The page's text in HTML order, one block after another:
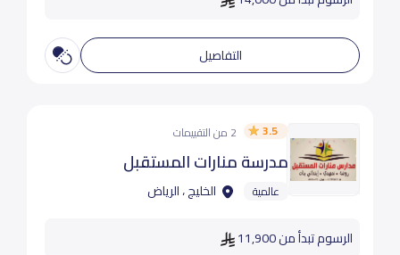
التفاصيل
3.5 2 من التقييمات
مدرسة منارات المستقبل
عالمية الخليج ، الرياض
الرسوم تبدأ من 11,900